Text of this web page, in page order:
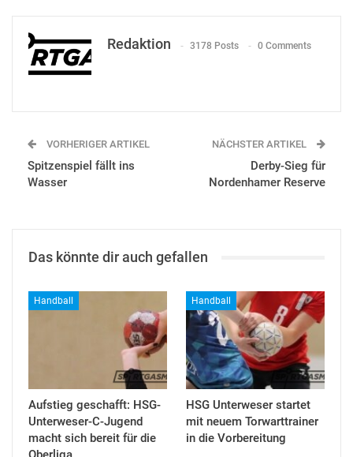
Redaktion 3178 Posts 0 Comments
VORHERIGER ARTIKEL
Spitzenspiel fällt ins
Wasser
NÄCHSTER ARTIKEL
Derby-Sieg für
Nordenhamer Reserve
Das könnte dir auch gefallen
Handball
Aufstieg geschafft: HSG-
Unterweser-C-Jugend
macht sich bereit für die
Handball
HSG Unterweser startet
mit neuem Torwarttrainer
in die Vorbereitung